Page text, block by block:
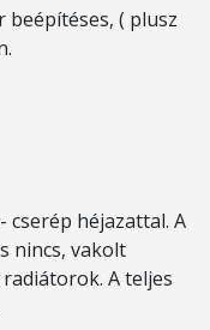
beépítéses, ( plusz
cserép héjazattal. A
nincs, vakolt
A teljes